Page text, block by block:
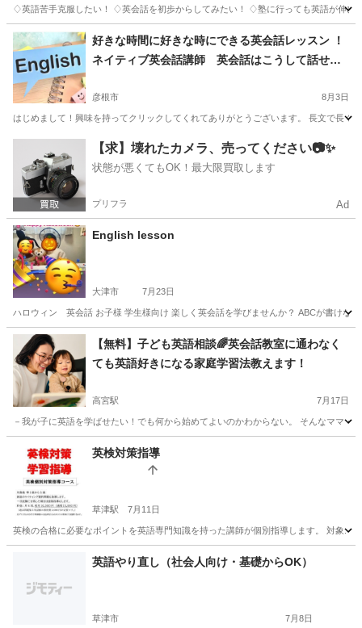
♢ 英語苦手克服したい！ ♢ 英会話を初歩からしてみたい！ ♢ 塾に行っても英語が伸
滋賀 野洲市 野洲駅 英語/基礎英語 小学生
好きな時間に好きな時にできる英会話レッスン ！
ネイティブ英会話講師 英会話はこうして話せよ
彦根市 8月3日
はじめまして！興味を持ってクリックしてくれてありがとうございます。 長文で長
英会話 VML
【求】壊れたカメラ、売ってください📷✨
状態が悪くてもOK！最大限買取します
プリフラ Ad
English lesson
大津市 7月23日
ハロウィン 英会話 お子様 学生様向け 楽しく英会話を学びませんか？ ABCが書けな
滋賀 大津市 英語 兄弟
【無料】子ども英語相談🌈英会話教室に通わなく
ても英語好きになる家庭学習法教えます！
高宮駅 7月17日
－我が子に英語を学ばせたい！でも何から始めてよいのかわからない。 そんなママ
滋賀 大津市 高宮駅 英会話
英検対策指導
草津駅 7月11日
英検の合格に必要なポイントを英語専門知識を持った講師が個別指導します。 対象:
草津駅 英検 1級
英語やり直し（社会人向け・基礎からOK）
草津市 7月8日